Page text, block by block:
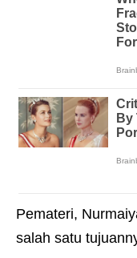
Pemateri,
salah satu